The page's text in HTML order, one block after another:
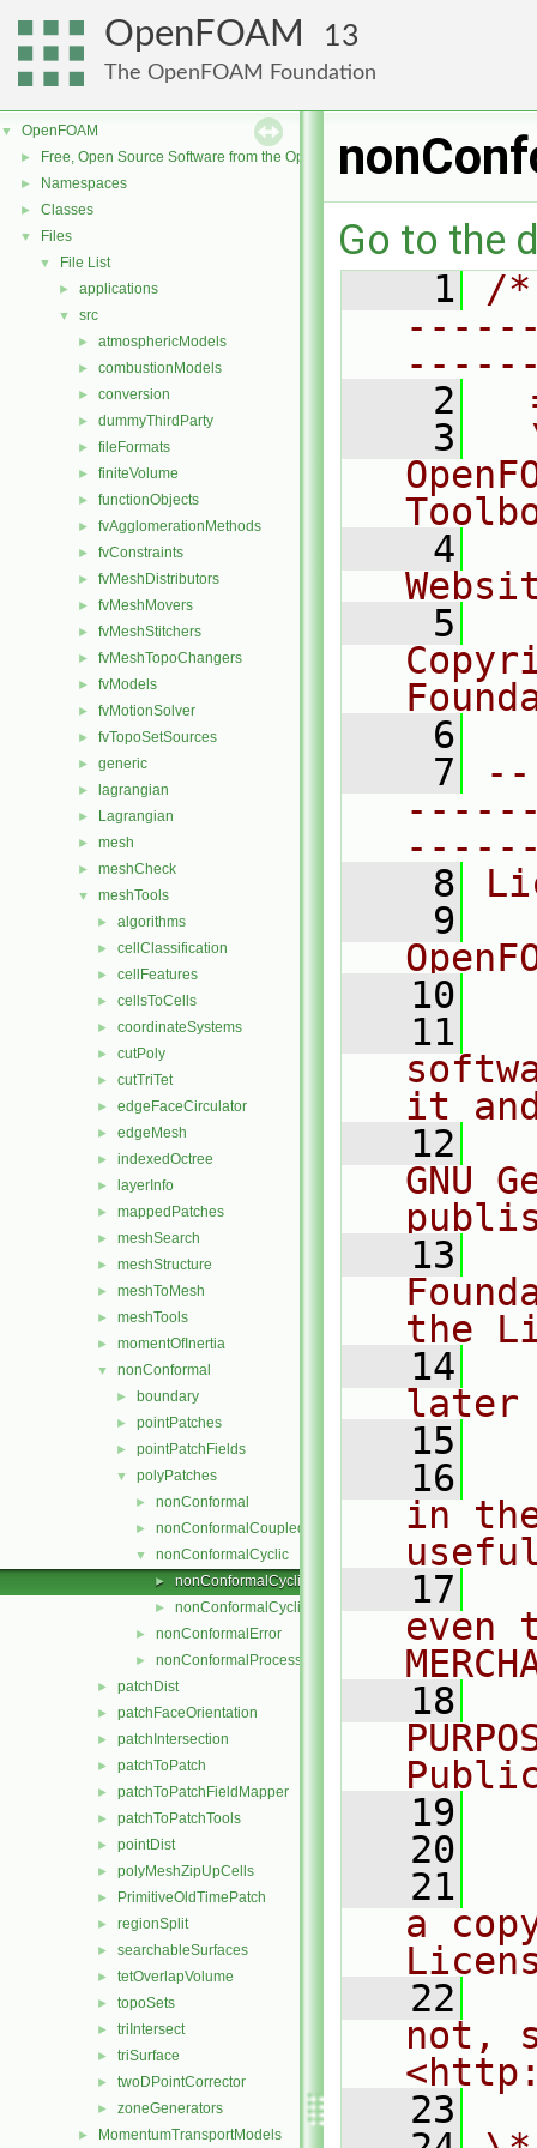
OpenFOAM 13
The OpenFOAM Foundation
▼ OpenFOAM
► Free, Open Source Software from the OpenFOAM Foundation
► Namespaces
► Classes
▼ Files
▼ File List
► applications
▼ src
► atmosphericModels
► combustionModels
► conversion
► dummyThirdParty
► fileFormats
► finiteVolume
► functionObjects
► fvAgglomerationMethods
► fvConstraints
► fvMeshDistributors
► fvMeshMovers
► fvMeshStitchers
► fvMeshTopoChangers
► fvModels
► fvMotionSolver
► fvTopoSetSources
► generic
► lagrangian
► Lagrangian
► mesh
► meshCheck
▼ meshTools
► algorithms
► cellClassification
► cellFeatures
► cellsToCells
► coordinateSystems
► cutPoly
► cutTriTet
► edgeFaceCirculator
► edgeMesh
► indexedOctree
► layerInfo
► mappedPatches
► meshSearch
► meshStructure
► meshToMesh
► meshTools
► momentOfInertia
▼ nonConformal
► boundary
► pointPatches
► pointPatchFields
▼ polyPatches
► nonConformal
► nonConformalCoupled
▼ nonConformalCyclic
► nonConformalCyclicPolyPatch.C
► nonConformalCyclicPolyPatch.H
► nonConformalError
► nonConformalProcessorCyclic
► patchDist
► patchFaceOrientation
► patchIntersection
► patchToPatch
► patchToPatchFieldMapper
► patchToPatchTools
► pointDist
► polyMeshZipUpCells
► PrimitiveOldTimePatch
► regionSplit
► searchableSurfaces
► tetOverlapVolume
► topoSets
► triIntersect
► triSurface
► twoDPointCorrector
► zoneGenerators
► MomentumTransportModels
Go to the
    1
/
    2
    3
    4
    5
    6
    7
    8
    9
   10
   11
it
   12
GNU
   13
the
   14
later
   15
   16
in
   17
even
   18
   19
   20
   21
a
   22
not,
   23